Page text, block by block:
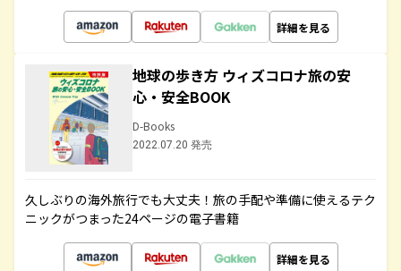
詳細を見る
地球の歩き方 ウィズコロナ旅の安
心・安全BOOK
D-Books
2022.07.20 発売
久しぶりの海外旅行でも大丈夫！旅の手配や準備に使えるテク
ニックがつまった24ページの電子書籍
詳細を見る